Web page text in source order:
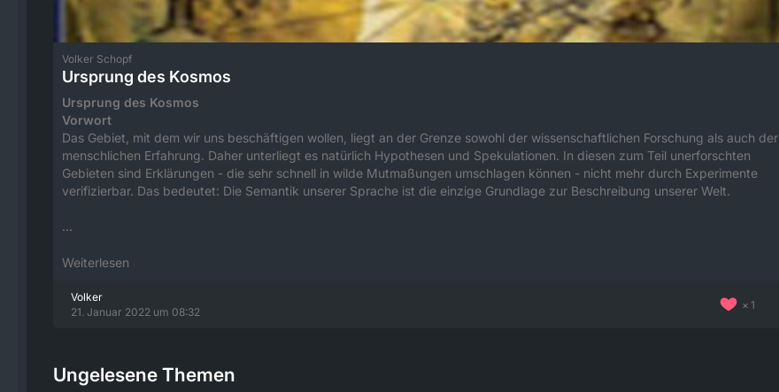
Volker Schopf
Ursprung des Kosmos
Ursprung des Kosmos
Vorwort
Das Gebiet, mit dem wir uns beschäftigen wollen, liegt an der Grenze sowohl der wissenschaftlichen Forschung als auch der
menschlichen Erfahrung. Daher unterliegt es natürlich Hypothesen und Spekulationen. In diesen zum Teil unerforschten
Gebieten sind Erklärungen - die sehr schnell in wilde Mutmaßungen umschlagen können - nicht mehr durch Experimente
verifizierbar. Das bedeutet: Die Semantik unserer Sprache ist die einzige Grundlage zur Beschreibung unserer Welt.
…
Weiterlesen
Volker
21. Januar 2022 um 08:32
1
Ungelesene Themen